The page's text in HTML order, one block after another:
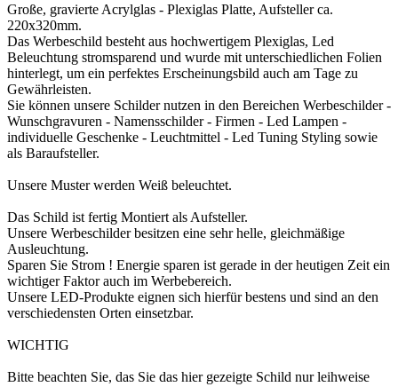
Große, gravierte Acrylglas - Plexiglas Platte, Aufsteller ca.
220x320mm.
Das Werbeschild besteht aus hochwertigem Plexiglas, Led
Beleuchtung stromsparend und wurde mit unterschiedlichen Folien
hinterlegt, um ein perfektes Erscheinungsbild auch am Tage zu
Gewährleisten.
Sie können unsere Schilder nutzen in den Bereichen Werbeschilder -
Wunschgravuren - Namensschilder - Firmen - Led Lampen -
individuelle Geschenke - Leuchtmittel - Led Tuning Styling sowie
als Baraufsteller.
Unsere Muster werden Weiß beleuchtet.
Das Schild ist fertig Montiert als Aufsteller.
Unsere Werbeschilder besitzen eine sehr helle, gleichmäßige
Ausleuchtung.
Sparen Sie Strom ! Energie sparen ist gerade in der heutigen Zeit ein
wichtiger Faktor auch im Werbebereich.
Unsere LED-Produkte eignen sich hierfür bestens und sind an den
verschiedensten Orten einsetzbar.
WICHTIG
Bitte beachten Sie, das Sie das hier gezeigte Schild nur leihweise